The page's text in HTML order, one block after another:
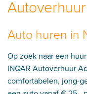
Autoverhuur
Auto huren in
Op zoek naar een
INQAR Autoverhuur
comfortabelen, jong-